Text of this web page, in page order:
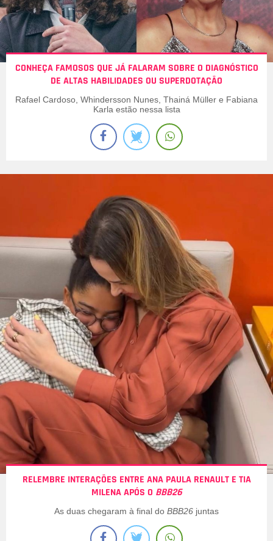
CONHEÇA FAMOSOS QUE JÁ FALARAM SOBRE O DIAGNÓSTICO
DE ALTAS HABILIDADES OU SUPERDOTAÇÃO
Rafael Cardoso, Whindersson Nunes, Thainá Müller e Fabiana
Karla estão nessa lista
RELEMBRE INTERAÇÕES ENTRE ANA PAULA RENAULT E TIA
MILENA APÓS O BBB26
As duas chegaram à final do BBB26 juntas